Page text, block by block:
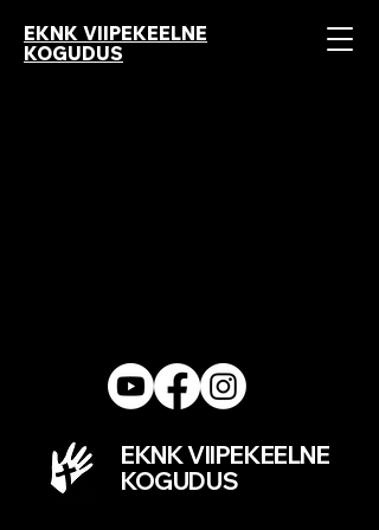
EKNK VIIPEKEELNE
KOGUDUS
EKNK VIIPEKEELNE
KOGUDUS